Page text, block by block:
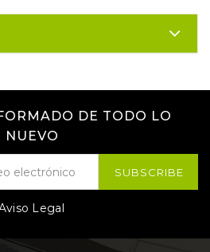
DE TODO LO
NUEVO
Legal